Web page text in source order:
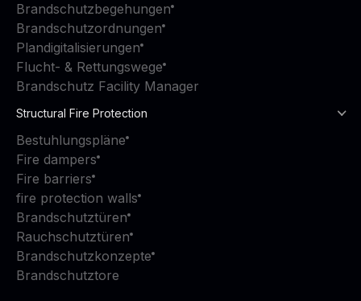
Brandschutzbegehungen
Brandschutzordnungen
Plandigitalisierungen
Flucht- & Rettungswege
Brandschutz Facility Manager
Structural Fire Protection
Bestuhlungspläne
Fire dampers
Fire barriers
fire protection walls
Brandschutztüren
Rauchschutztüren
Brandschutzkonzepte
Brandschutztore